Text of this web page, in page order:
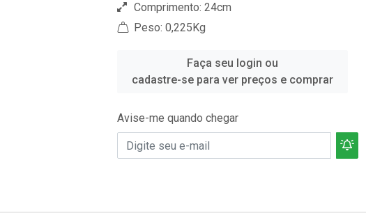
Comprimento: 24cm
Peso: 0,225Kg
Faça seu login ou
cadastre-se para ver preços e comprar
Avise-me quando chegar